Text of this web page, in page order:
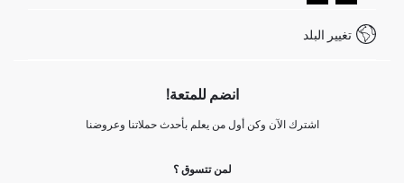
كيف تدفع في ديفاكتو؟
شروط المنافسة
Call Center 19782
تغيير البلد
انضم للمتعة!
اشترك الآن وكن أول من يعلم بأحدث حملاتنا وعروضنا
لمن تتسوق ؟